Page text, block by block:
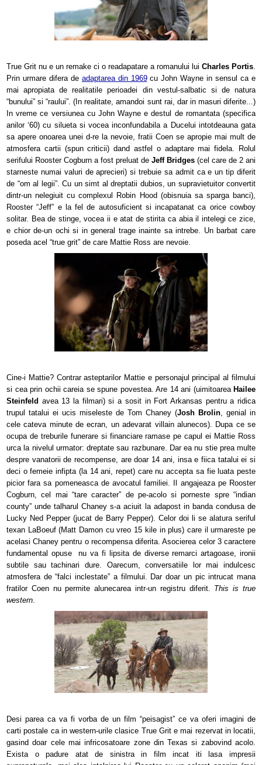
True Grit nu e un remake ci o readapatare a romanului lui Charles Portis
Prin urmare difera de adaptarea din 1969cu John Wayne in sensul ca e
mai apropiata de realitatile perioadei din vestul-salbatic si de natura
“bunului” si “raului”. (In realitate, amandoi sunt rai, dar in masuri diferite...)
In vreme ce versiunea cu John Wayne e destul de romantata (specifica
anilor ‘60) cu silueta si vocea inconfundabila a Ducelui intotdeauna gata
sa apere onoarea unei d-re la nevoie, fratii Coen se apropie mai mult de
atmosfera cartii (spun criticii) dand astfel o adaptare mai fidela. Rolul
serifului Rooster Cogburn a fost preluat de Jeff Bridges (cel care de 2 ani
starneste numai valuri de aprecieri) si trebuie sa admit ca e un tip diferit
de “om al legii”. Cu un simt al dreptatii dubios, un supravietuitor convertit
dintr-un nelegiuit cu complexul Robin Hood (obisnuia sa sparga banci),
Rooster “Jeff” e la fel de autosuficient si incapatanat ca orice cowboy
solitar. Bea de stinge, vocea ii e atat de stirita ca abia il intelegi ce zice,
e chior de-un ochi si in general trage inainte sa intrebe. Un barbat care
poseda acel “true grit” de care Mattie Ross are nevoie.
Cine-i Mattie? Contrar asteptarilor Mattie e personajul principal al filmului
si cea prin ochii careia se spune povestea. Are 14 ani (uimitoarea Hailee
Steinfeld avea 13 la filmari) si a sosit in Fort Arkansas pentru a ridica
trupul tatalui ei ucis miseleste de Tom Chaney (Josh Brolin , genial in
cele cateva minute de ecran, un adevarat villain alunecos). Dupa ce se
ocupa de treburile funerare si financiare ramase pe capul ei Mattie Ross
urca la nivelul urmator: dreptate sau razbunare. Dar ea nu stie prea multe
despre vanatorii de recompense, are doar 14 ani, insa e fiica tatalui ei si
deci o femeie infipta (la 14 ani, repet) care nu accepta sa fie luata peste
picior fara sa pomeneasca de avocatul familiei. Il angajeaza pe Rooster
Cogburn, cel mai “tare caracter” de pe-acolo si porneste spre “indian
county” unde talharul Chaney s-a aciuit la adapost in banda condusa de
Lucky Ned Pepper (jucat de Barry Pepper). Celor doi li se alatura seriful
texan LaBoeuf (Matt Damon cu vreo 15 kile in plus) care il urmareste pe
acelasi Chaney pentru o recompensa diferita. Asocierea celor 3 caractere
fundamental opuse nu va fi lipsita de diverse remarci artagoase, ironii
subtile sau tachinari dure. Oarecum, conversatiile lor mai indulcesc
atmosfera de “falci inclestate” a filmului. Dar doar un pic intrucat mana
fratilor Coen nu permite alunecarea intr-un registru diferit. This is true
western
Desi parea ca va fi vorba de un film “peisagist” ce va oferi imagini de
carti postale ca in western-urile clasice True Grit e mai rezervat in locatii,
gasind doar cele mai infricosatoare zone din Texas si zabovind acolo.
Exista o padure atat de sinistra in film incat iti lasa impresii